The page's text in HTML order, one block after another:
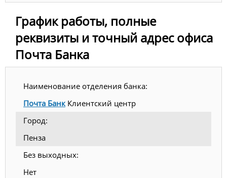
График работы, полные
реквизиты и точный адрес офиса
Почта Банка
Наименование отделения банка:
Почта БанкКлиентский центр
Город:
Пенза
Без выходных:
Нет